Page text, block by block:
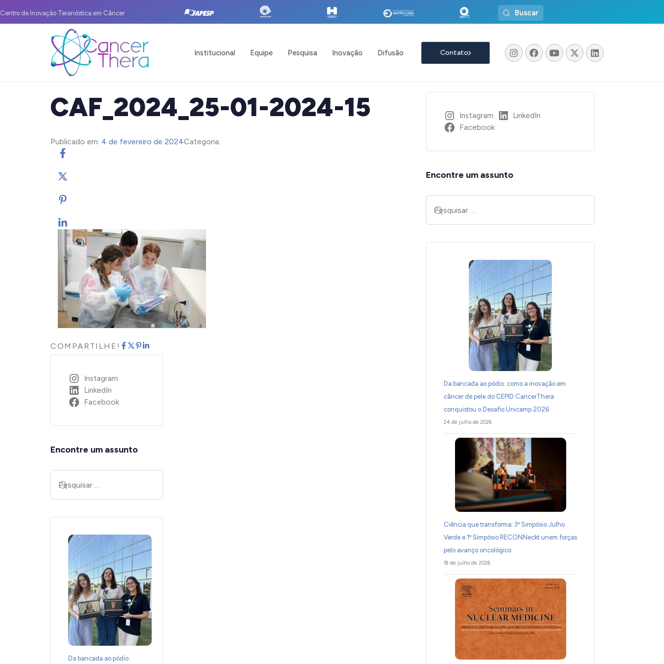
Centro de Inovação Teranóstica em Câncer Buscar
Institucional Equipe Pesquisa Inovação Difusão Contato
CAF_2024_25-01-2024-15
Publicado em: 4 de fevereiro de 2024Categoria:
COMPARTILHE!
Instagram
LinkedIn
Facebook
Encontre um assunto
Da bancada ao pódio:
Instagram
LinkedIn
Facebook
Encontre um assunto
Da bancada ao pódio: como a inovação em
câncer de pele do CEPID CancerThera
conquistou o Desafio Unicamp 2026
24 de julho de 2026
Ciência que transforma: 3º Simpósio Julho
Verde e 1º Simpósio RECONNeckt unem forças
pelo avanço oncológico
18 de julho de 2026